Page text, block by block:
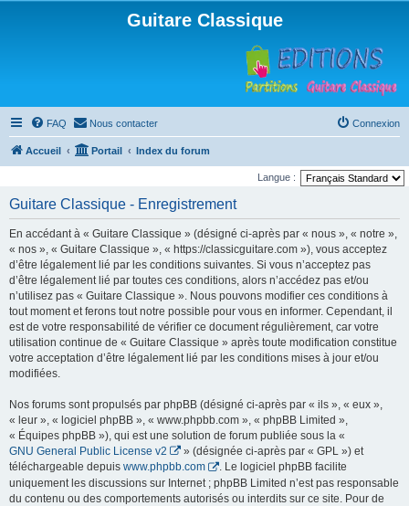
Guitare Classique
FAQ Nous contacter Connexion
Accueil Portail Index du forum
Langue :
Guitare Classique - Enregistrement
En accédant à « Guitare Classique » (désigné ci-après par « nous », « notre »,
« nos », « Guitare Classique », « https://classicguitare.com »), vous acceptez
d’être légalement lié par les conditions suivantes. Si vous n’acceptez pas
d’être légalement lié par toutes ces conditions, alors n’accédez pas et/ou
n’utilisez pas « Guitare Classique ». Nous pouvons modifier ces conditions à
tout moment et ferons tout notre possible pour vous en informer. Cependant, il
est de votre responsabilité de vérifier ce document régulièrement, car votre
utilisation continue de « Guitare Classique » après toute modification constitue
votre acceptation d’être légalement lié par les conditions mises à jour et/ou
modifiées.
Nos forums sont propulsés par phpBB (désigné ci-après par « ils », « eux »,
« leur », « logiciel phpBB », « www.phpbb.com », « phpBB Limited »,
« Équipes phpBB »), qui est une solution de forum publiée sous la «
GNU General Public License v2
» (désignée ci-après par « GPL ») et
téléchargeable depuis www.phpbb.com
. Le logiciel phpBB facilite
uniquement les discussions sur Internet ; phpBB Limited n’est pas responsable
du contenu ou des comportements autorisés ou interdits sur ce site. Pour de